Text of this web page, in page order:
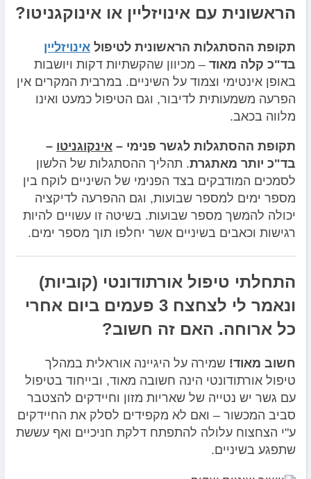
הראשונית עם אינויזליין או אינוקגניטו?
תקופת ההסתגלות הראשונית לטיפול אינויזליין
בד"כ קלה מאוד – מכיוון שהקשתיות דקות ויושבות
באופן אינטימי וצמוד על השיניים. במרבית המקרים אין
הפרעה משמעותית לדיבור, וגם הטיפול כמעט ואינו
מלווה בכאב.
תקופת ההסתגלות לגשר פנימי – אינקוגניטו –
בד"כ יותר מאתגרת. תהליך ההסתגלות של הלשון
לסמכים המודבקים בצד הפנימי של השיניים לוקח בין
מספר ימים למספר שבועות, וגם ההפרעה לדיקציה
יכולה להמשך מספר שבועות. בשיטה זו עשויים להיות
רגישות וכאבים בשיניים אשר יחלפו תוך מספר ימים.
התחלתי טיפול אורתודונטי (קוביות)
ונאמר לי לצחצח 3 פעמים ביום אחרי
כל ארוחה. האם זה חשוב?
חשוב מאוד! שמירה על היגיינה אוראלית במהלך
טיפול אורתודונטי הינה חשובה מאוד, ובייחוד בטיפול
עם גשר יש נטייה של שאריות מזון וחיידקים להצטבר
סביב המכשור – ואם לא מקפידים לסלק את החיידקים
ע"י הצחצוח עלולה להתפתח דלקת חניכיים ואף עששת
שתפגע בשיניים.